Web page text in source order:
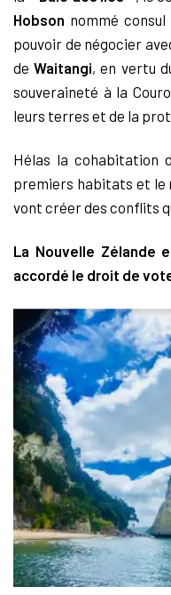
Hobson nommé
pouvoir de négocier
deWaitangi, en vertu
souveraineté à la
leurs terres et de la
Hélas la cohabitation
premiers habitats et le
vont créer des conflits
La Nouvelle Zélande
accordé le droit de